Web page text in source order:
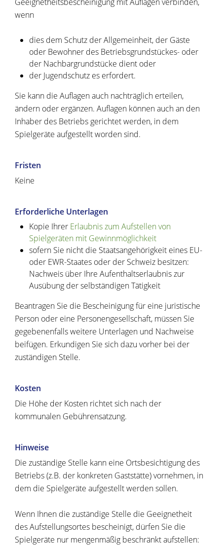
wenn
dies dem Schutz der Allgemeinheit, der Gäste
oder Bewohner des Betriebsgrundstückes- oder
der Nachbargrundstücke dient oder
der Jugendschutz es erfordert.
Sie kann die Auflagen auch nachträglich erteilen,
ändern oder ergänzen. Auflagen können auch an den
Inhaber des Betriebs gerichtet werden, in dem
Spielgeräte aufgestellt worden sind.
Fristen
Keine
Erforderliche Unterlagen
Kopie Ihrer Erlaubnis zum Aufstellen von
Spielgeräten mit Gewinnmöglichkeit
sofern Sie nicht die Staatsangehörigkeit eines EU-
oder EWR-Staates oder der Schweiz besitzen:
Nachweis über Ihre Aufenthaltserlaubnis zur
Ausübung der selbständigen Tätigkeit
Beantragen Sie die Bescheinigung für eine juristische
Person oder eine Personengesellschaft, müssen Sie
gegebenenfalls weitere Unterlagen und Nachweise
beifügen. Erkundigen Sie sich dazu vorher bei der
zuständigen Stelle.
Kosten
Die Höhe der Kosten richtet sich nach der
kommunalen Gebührensatzung.
Hinweise
Die zuständige Stelle kann eine Ortsbesichtigung des
Betriebs (z.B. der konkreten Gaststätte) vornehmen, in
dem die Spielgeräte aufgestellt werden sollen.
Wenn Ihnen die zuständige Stelle die Geeignetheit
des Aufstellungsortes bescheinigt, dürfen Sie die
Spielgeräte nur mengenmäßig beschränkt aufstellen: